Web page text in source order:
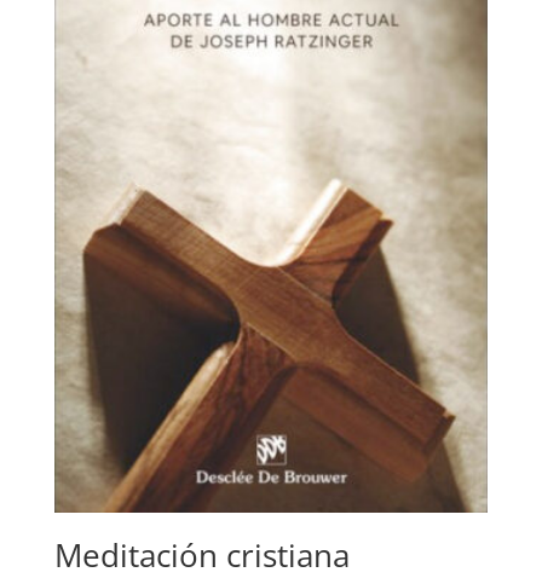
Meditación cristiana